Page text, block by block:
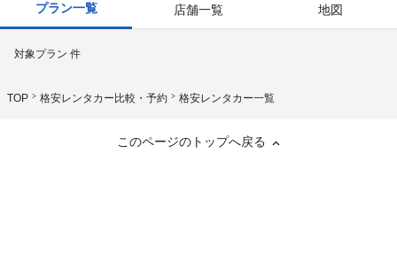
プラン一覧 店舗一覧 地図
対象プラン 件
TOP 格安レンタカー比較・予約 格安レンタカー一覧
このページのトップへ戻る